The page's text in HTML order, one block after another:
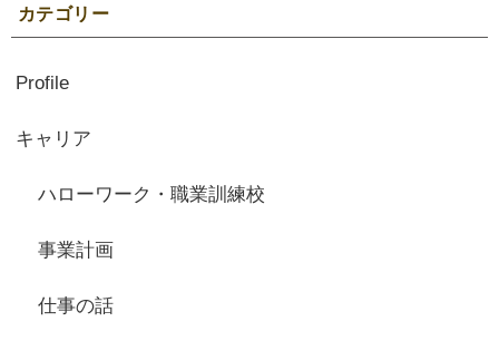
カテゴリー
Profile
キャリア
ハローワーク・職業訓練校
事業計画
仕事の話